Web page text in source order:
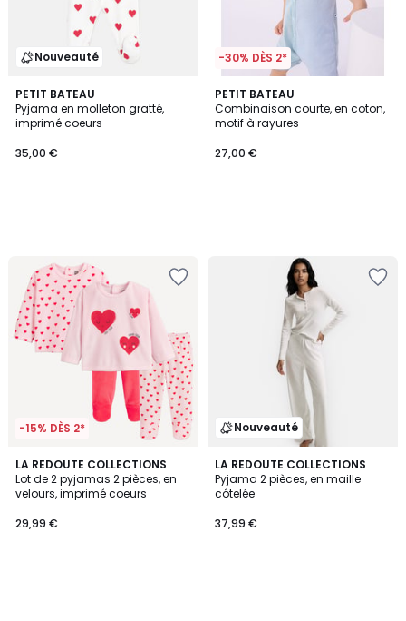
Nouveauté
PETIT BATEAU
Pyjama en molleton gratté,
imprimé coeurs
35,00 €
-30% DÈS 2*
PETIT BATEAU
Combinaison courte, en coton,
motif à rayures
27,00 €
-15% DÈS 2*
LA REDOUTE COLLECTIONS
Lot de 2 pyjamas 2 pièces, en
velours, imprimé coeurs
29,99 €
Nouveauté
LA REDOUTE COLLECTIONS
Pyjama 2 pièces, en maille
côtelée
37,99 €